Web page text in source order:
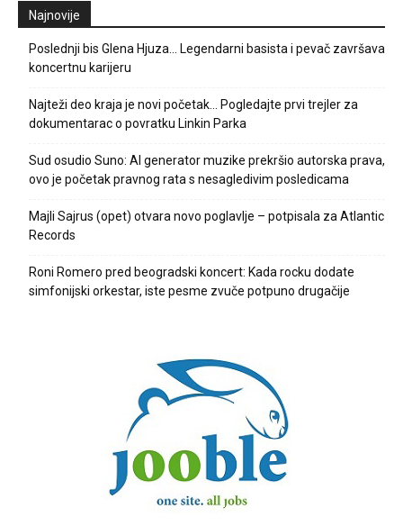
Najnovije
Poslednji bis Glena Hjuza… Legendarni basista i pevač završava
koncertnu karijeru
Najteži deo kraja je novi početak… Pogledajte prvi trejler za
dokumentarac o povratku Linkin Parka
Sud osudio Suno: AI generator muzike prekršio autorska prava,
ovo je početak pravnog rata s nesagledivim posledicama
Majli Sajrus (opet) otvara novo poglavlje – potpisala za Atlantic
Records
Roni Romero pred beogradski koncert: Kada rocku dodate
simfonijski orkestar, iste pesme zvuče potpuno drugačije